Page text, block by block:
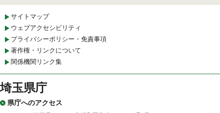
サイトマップ
ウェブアクセシビリティ
プライバシーポリシー・免責事項
著作権・リンクについて
関係機関リンク集
埼玉県庁
県庁へのアクセス